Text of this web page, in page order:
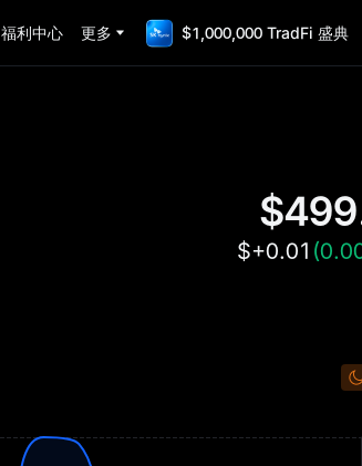
福利中心 更多 $1,000,000 TradFi 盛典
$
$+0.01 (